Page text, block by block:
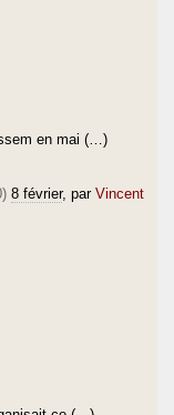
en mai (…)
8 février, par Vincent